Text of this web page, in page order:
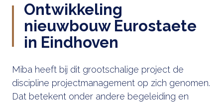
Ontwikkeling
nieuwbouw Eurostaete
in Eindhoven
Miba heeft bij dit grootschalige project de
discipline projectmanagement op zich genomen.
Dat betekent onder andere begeleiding en